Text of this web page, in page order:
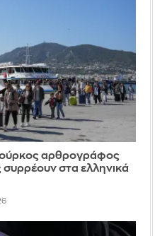
αρθρογράφος
συρρέουν στα ελληνικά